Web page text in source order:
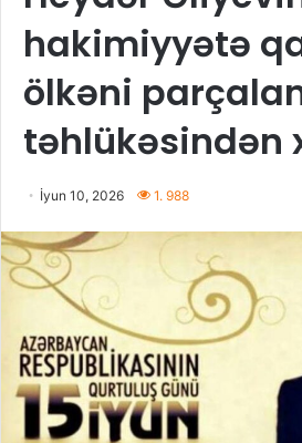
hakimiyyətə
ölkəni
təhlükəsindən
İyun 10, 2026 1. 988